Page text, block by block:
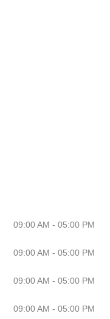
09:00 AM - 05:00 PM
09:00 AM - 05:00 PM
09:00 AM - 05:00 PM
09:00 AM - 05:00 PM